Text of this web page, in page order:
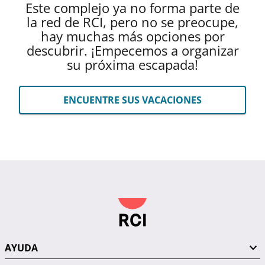
Este complejo ya no forma parte de
la red de RCI, pero no se preocupe,
hay muchas más opciones por
descubrir. ¡Empecemos a organizar
su próxima escapada!
ENCUENTRE SUS VACACIONES
AYUDA